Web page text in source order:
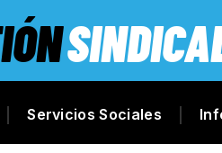
Servicios Sociales